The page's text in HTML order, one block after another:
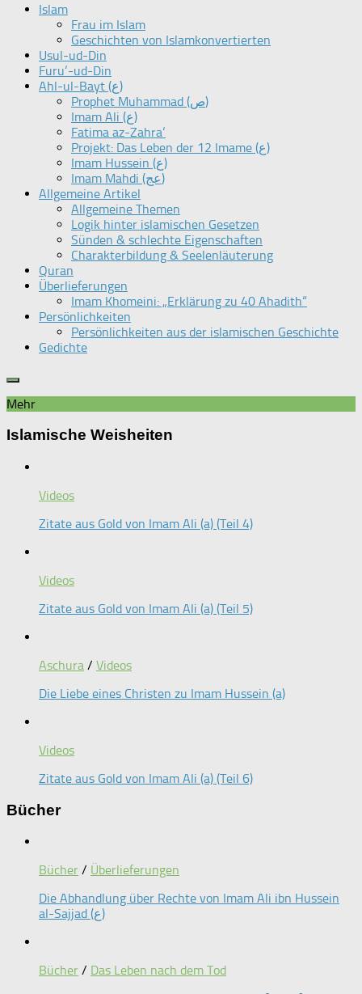
Islam
Frau im Islam
Geschichten von Islamkonvertierten
Usul-ud-Din
Furu‘-ud-Din
Ahl-ul-Bayt (ع)
Prophet Muhammad (ص)
Imam Ali (ع)
Fatima az-Zahra‘
Projekt: Das Leben der 12 Imame (ع)
Imam Hussein (ع)
Imam Mahdi (عج)
Allgemeine Artikel
Allgemeine Themen
Logik hinter islamischen Gesetzen
Sünden & schlechte Eigenschaften
Charakterbildung & Seelenläuterung
Quran
Überlieferungen
Imam Khomeini: „Erklärung zu 40 Ahadith“
Persönlichkeiten
Persönlichkeiten aus der islamischen Geschichte
Gedichte
Mehr
Islamische Weisheiten
Videos
Zitate aus Gold von Imam Ali (a) (Teil 4)
Videos
Zitate aus Gold von Imam Ali (a) (Teil 5)
Aschura / Videos
Die Liebe eines Christen zu Imam Hussein (a)
Videos
Zitate aus Gold von Imam Ali (a) (Teil 6)
Bücher
Bücher / Überlieferungen
Die Abhandlung über Rechte von Imam Ali ibn Hussein
al-Sajjad (ع)
Bücher / Das Leben nach dem Tod